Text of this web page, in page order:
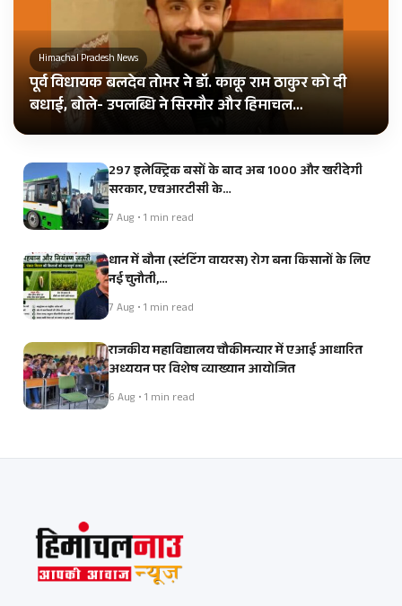
Himachal Pradesh News
पूर्व विधायक बलदेव तोमर ने डॉ. काकू राम ठाकुर को दी
बधाई, बोले- उपलब्धि ने सिरमौर और हिमाचल…
297 इलेक्ट्रिक बसों के बाद अब 1000 और खरीदेगी
सरकार, एचआरटीसी के…
7 Aug • 1 min read
धान में बौना (स्टंटिंग वायरस) रोग बना किसानों के लिए
नई चुनौती,…
7 Aug • 1 min read
राजकीय महाविद्यालय चौकीमन्यार में एआई आधारित
अध्ययन पर विशेष व्याख्यान आयोजित
6 Aug • 1 min read